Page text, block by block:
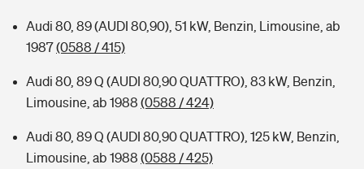
Audi 80, 89 (AUDI 80,90), 51 kW, Benzin, Limousine, ab
1987(0588 / 415)
Audi 80, 89 Q (AUDI 80,90 QUATTRO), 83 kW, Benzin,
Limousine, ab 1988 (0588 / 424)
Audi 80, 89 Q (AUDI 80,90 QUATTRO), 125 kW, Benzin,
Limousine, ab 1988 (0588 / 425)